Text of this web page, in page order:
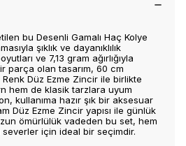
bu Desenli Gamalı Haç Kolye
şıklık ve dayanıklılık
ve 7,13 gram ağırlığıyla
parça olan tasarım, 60 cm
Düz Ezme Zincir ile birlikte
hem de klasik tarzlara uyum
kullanıma hazır şık bir aksesuar
Düz Ezme Zincir yapısı ile günlük
ömürlülük vadeden bu set, hem
severler için ideal bir seçimdir.